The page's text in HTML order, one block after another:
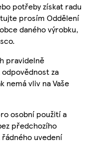
potřeby získat radu
prosím Oddělení
daného výrobku,
pravidelně
za
nemá vliv na Vaše
osobní použití a
předchozího
uvedení